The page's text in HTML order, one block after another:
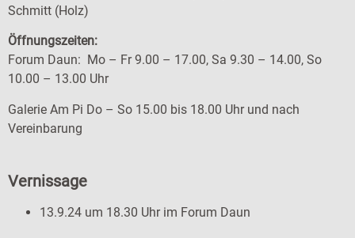
Schmitt (Holz)
Öffnungszeiten:
Forum Daun: Mo – Fr 9.00 – 17.00, Sa 9.30 – 14.00, So
10.00 – 13.00 Uhr
Galerie Am Pi Do – So 15.00 bis 18.00 Uhr und nach
Vereinbarung
Vernissage
13.9.24 um 18.30 Uhr im Forum Daun